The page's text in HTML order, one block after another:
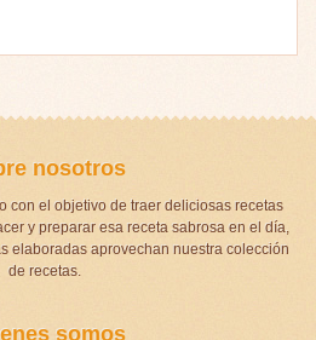
nosotros
con el objetivo de traer deliciosas recetas
y preparar esa receta sabrosa en el día,
elaboradas aprovechan nuestra colección
de recetas.
somos